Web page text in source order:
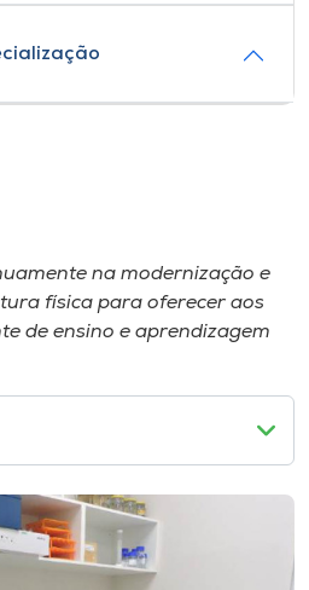
na modernização e
física para oferecer aos
de ensino e aprendizagem